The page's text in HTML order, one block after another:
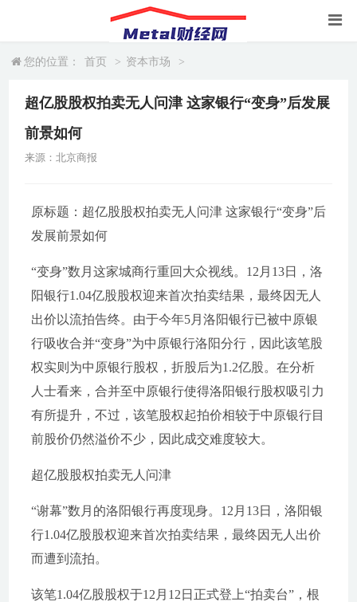
您的位置： 首页 > 资本市场 >
超亿股股权拍卖无人问津 这家银行“变身”后发展
前景如何
来源：北京商报
原标题：超亿股股权拍卖无人问津 这家银行“变身”后
发展前景如何
“变身”数月这家城商行重回大众视线。12月13日，洛
阳银行1.04亿股股权迎来首次拍卖结果，最终因无人
出价以流拍告终。由于今年5月洛阳银行已被中原银
行吸收合并“变身”为中原银行洛阳分行，因此该笔股
权实则为中原银行股权，折股后为1.2亿股。在分析
人士看来，合并至中原银行使得洛阳银行股权吸引力
有所提升，不过，该笔股权起拍价相较于中原银行目
前股价仍然溢价不少，因此成交难度较大。
超亿股股权拍卖无人问津
“谢幕”数月的洛阳银行再度现身。12月13日，洛阳银
行1.04亿股股权迎来首次拍卖结果，最终因无人出价
而遭到流拍。
该笔1.04亿股股权于12月12日正式登上“拍卖台”，根